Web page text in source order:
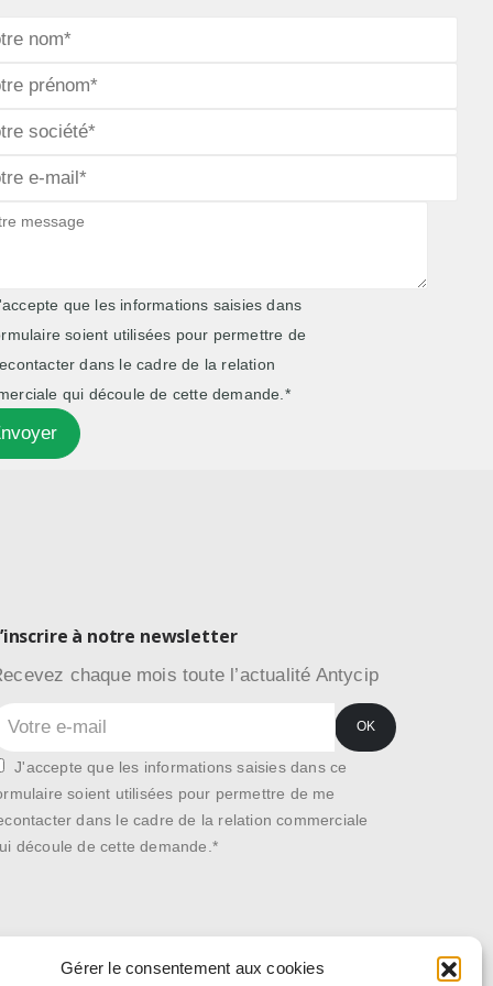
Gérer le consentement aux cookies
que les informations saisies dans
soient utilisées pour permettre de
dans le cadre de la relation
qui découle de cette demande.*
à notre newsletter
chaque mois toute l’actualité Antycip
J'accepte que les informations saisies dans ce
soient utilisées pour permettre de me
dans le cadre de la relation commerciale
découle de cette demande.*